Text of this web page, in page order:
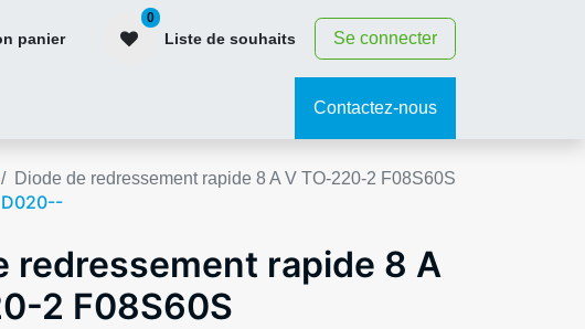
panier
0
Liste de souhaits Se connecter
Contactez-nous
Diode de redressement rapide 8 A V TO-220-2 F08S60S
D020--
redressement rapide 8 A
2 F08S60S